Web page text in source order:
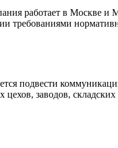
работает в Москве и
требованиями
подвести
заводов,